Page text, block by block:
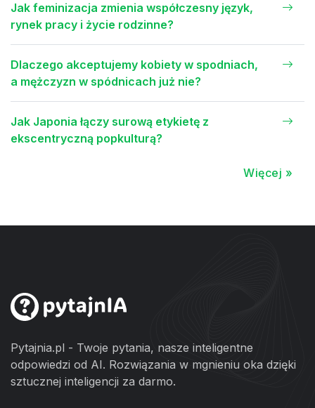
Jak feminizacja zmienia współczesny język,
rynek pracy i życie rodzinne?
Dlaczego akceptujemy kobiety w spodniach,
a mężczyzn w spódnicach już nie?
Jak Japonia łączy surową etykietę z
ekscentryczną popkulturą?
Więcej »
Pytajnia.pl - Twoje pytania, nasze inteligentne
odpowiedzi od AI. Rozwiązania w mgnieniu oka dzięki
sztucznej inteligencji za darmo.